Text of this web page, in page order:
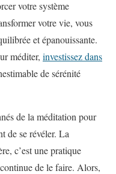
votre système
votre vie, vous
et épanouissante.
méditer, investissez dans
de sérénité
de la méditation pour
de se révéler. La
c’est une pratique
de le faire. Alors,